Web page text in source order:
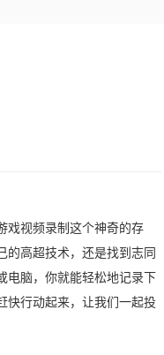
戏视频录制这个神奇的存
的高超技术，还是找到志同
电脑，你就能轻松地记录下
快行动起来，让我们一起投